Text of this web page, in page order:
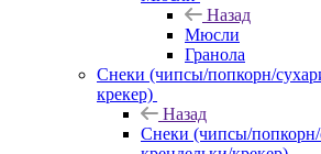
Назад
Мюсли
Гранола
Снеки (чипсы/попкорн/
крекер)
Назад
Снеки (чипсы/